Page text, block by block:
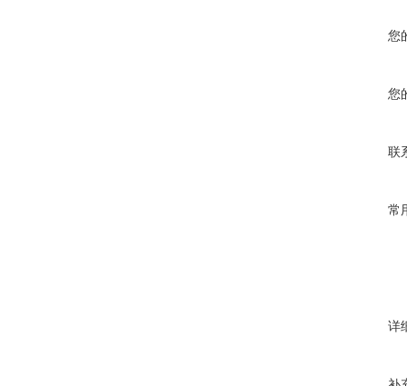
您
您
联
常
详